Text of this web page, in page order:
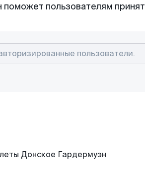
пользователям